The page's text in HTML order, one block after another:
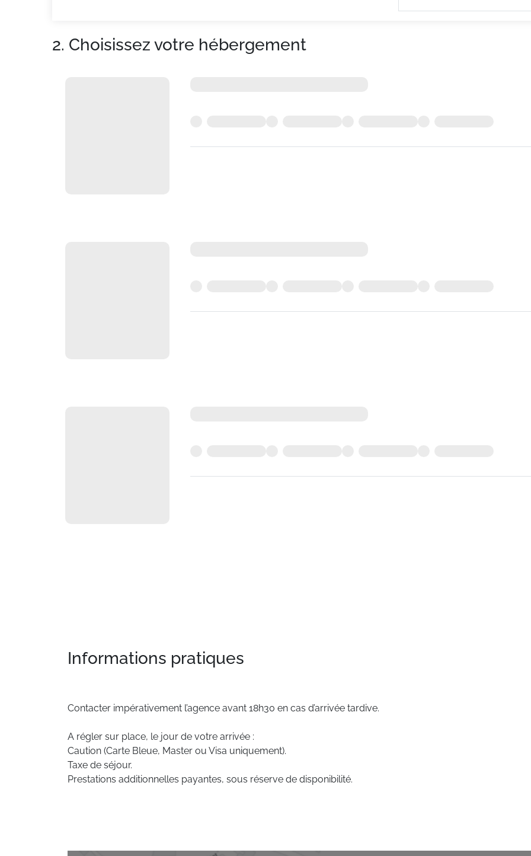
2. Choisissez votre hébergement
Informations pratiques
Contacter impérativement l’agence avant 18h30 en cas d’arrivée tardive.
A régler sur place, le jour de votre arrivée :
Caution (Carte Bleue, Master ou Visa uniquement).
Taxe de séjour.
Prestations additionnelles payantes, sous réserve de disponibilité.